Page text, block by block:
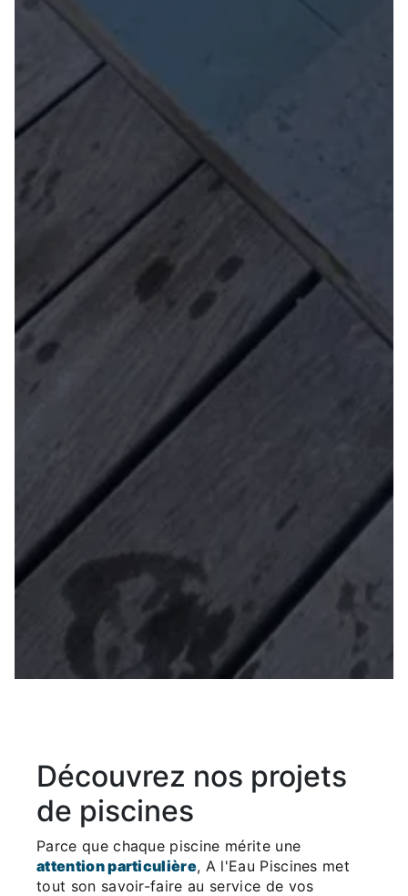
Découvrez nos projets
de piscines
Parce que chaque piscine mérite une
attention particulière, A l'Eau Piscines met
tout son savoir-faire au service de vos